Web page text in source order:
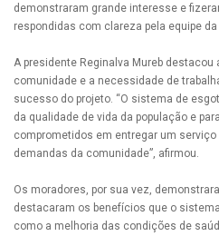
demonstraram grande interesse e
respondidas com clareza pela equipe
A presidente Reginalva Mureb destacou
comunidade e a necessidade de
sucesso do projeto. “O sistema de
da qualidade de vida da população e
comprometidos em entregar um
demandas da comunidade”, afirmou.
Os moradores, por sua vez,
destacaram os benefícios que o
como a melhoria das condições de